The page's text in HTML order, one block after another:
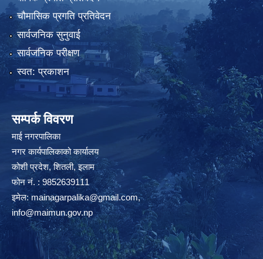
चौमासिक प्रगति प्रतिवेदन
सार्वजनिक सुनुवाई
सार्वजनिक परीक्षण
स्वत: प्रकाशन
सम्पर्क विवरण
माई नगरपालिका
नगर कार्यपालिकाको कार्यालय
कोशी प्रदेश, शितली, इलाम
फोन नं. : 9852639111
इमेल:mainagarpalika@gmail.com,
info@maimun.gov.np